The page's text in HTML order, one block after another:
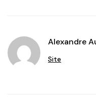
Alexandre
Site